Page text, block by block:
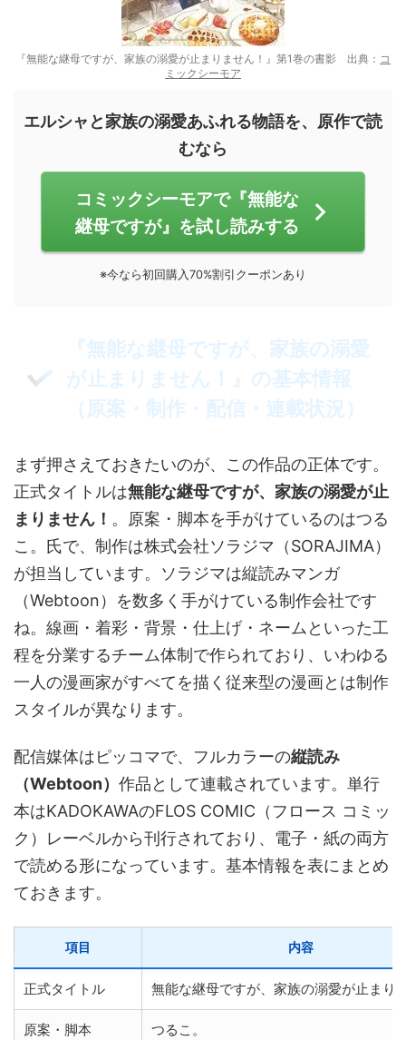
『無能な継母ですが、家族の溺愛が止まりません！』第1巻の書影 出典： コ
ミックシーモア
エルシャと家族の溺愛あふれる物語を、原作で読
むなら
コミックシーモアで『無能な
継母ですが』を試し読みする
※今なら初回購入70%割引クーポンあり
『無能な継母ですが、家族の溺愛
が止まりません！』の基本情報
（原案・制作・配信・連載状況）
まず押さえておきたいのが、この作品の正体です。
正式タイトルは無能な継母ですが、家族の溺愛が止
まりません！ 。原案・脚本を手がけているのはつる
こ。氏で、制作は株式会社ソラジマ（SORAJIMA）
が担当しています。ソラジマは縦読みマンガ
（Webtoon）を数多く手がけている制作会社です
ね。線画・着彩・背景・仕上げ・ネームといった工
程を分業するチーム体制で作られており、いわゆる
一人の漫画家がすべてを描く従来型の漫画とは制作
スタイルが異なります。
配信媒体はピッコマで、フルカラーの縦読み
（Webtoon） 作品として連載されています。単行
本はKADOKAWAのFLOS COMIC（フロース コミッ
ク）レーベルから刊行されており、電子・紙の両方
で読める形になっています。基本情報を表にまとめ
ておきます。
項目 内容
正式タイトル 無能な継母ですが、家族の溺愛が止まり
原案・脚本 つるこ。